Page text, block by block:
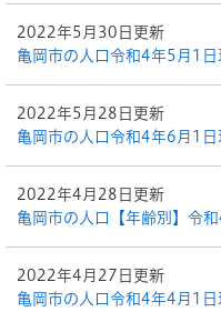
2022年5月30日更新
亀岡市の人口令和4年5月1日
2022年5月28日更新
亀岡市の人口令和4年6月1日
2022年4月28日更新
亀岡市の人口【年齢別】令
2022年4月27日更新
亀岡市の人口令和4年4月1日